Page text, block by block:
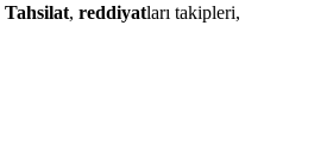
Tahsilat, reddiyatları takipleri,